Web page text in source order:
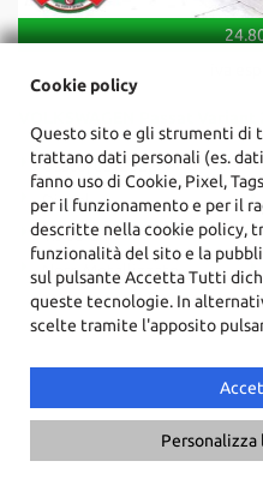
Usato, 05/2022
Diesel
1.968 Cm³
Nero Metallizzato
ABS, Adaptive Cruise Control,
elettrici, APPLE CAR PLAY /
corsia, Controllo trazione,
Frenata d'emergenza assistita,
posteriore elettrico,
Cookie policy
Questo sito e gli strumenti di
trattano dati personali (es.
fanno uso di Cookie, Pixel,
per il funzionamento e per il
descritte nella cookie policy,
funzionalità del sito e la
sul pulsante Accetta Tutti
queste tecnologie. In
scelte tramite l'apposito